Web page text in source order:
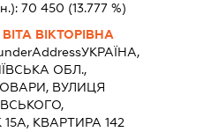
70 450 (13.777 %)
ВІКТОРІВНА
УКРАЇНА,
ОБЛ.,
ВУЛИЦЯ
КВАРТИРА 142